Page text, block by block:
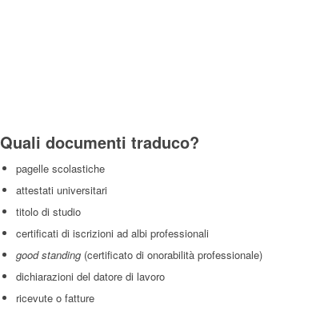
Quali documenti traduco?
pagelle scolastiche
attestati universitari
titolo di studio
certificati di iscrizioni ad albi professionali
good standing (certificato di onorabilità professionale)
dichiarazioni del datore di lavoro
ricevute o fatture